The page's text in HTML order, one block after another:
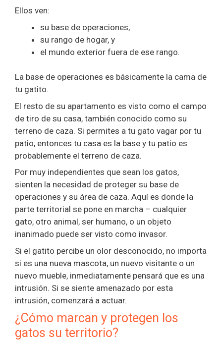
Ellos ven:
su base de operaciones,
su rango de hogar, y
el mundo exterior fuera de ese rango.
La base de operaciones es básicamente la cama de
tu gatito.
El resto de su apartamento es visto como el campo
de tiro de su casa, también conocido como su
terreno de caza. Si permites a tu gato vagar por tu
patio, entonces tu casa es la base y tu patio es
probablemente el terreno de caza.
Por muy independientes que sean los gatos,
sienten la necesidad de proteger su base de
operaciones y su área de caza. Aquí es donde la
parte territorial se pone en marcha – cualquier
gato, otro animal, ser humano, o un objeto
inanimado puede ser visto como invasor.
Si el gatito percibe un olor desconocido, no importa
si es una nueva mascota, un nuevo visitante o un
nuevo mueble, inmediatamente pensará que es una
intrusión. Si se siente amenazado por esta
intrusión, comenzará a actuar.
¿Cómo marcan y protegen los
gatos su territorio?